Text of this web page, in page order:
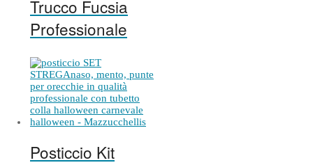
Trucco Fucsia
Professionale
Posticcio Kit